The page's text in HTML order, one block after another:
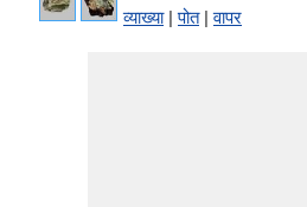
व्याख्या|पोत|वापर